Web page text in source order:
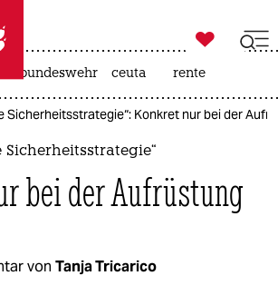
taz zahl ich
taz zahl ich

taz zahl ich
bundeswehr ceuta rente
Sicherheitsstrategie“: Konkret nur bei der
Sicherheitsstrategie“
bei der Aufrüstung
von Tanja Tricarico